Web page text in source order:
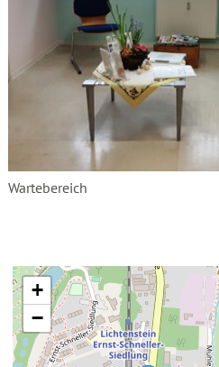
Wartebereich
+
−